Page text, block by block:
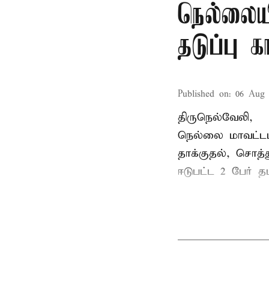
தடுப்பு
Published on: 06 Aug
திருநெல்வேலி,
நெல்லை
தாக்குதல்,
ஈடுபட்ட 2 பேர்